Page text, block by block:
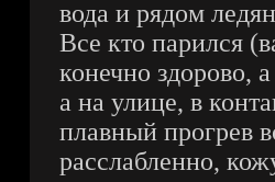
вода и рядом
Все кто парился
конечно здорово,
а на улице, в
плавный прогрев
расслабленно,